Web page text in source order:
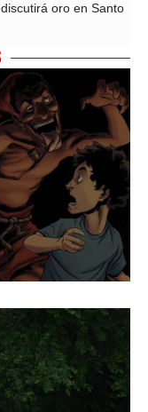
oro en Santo